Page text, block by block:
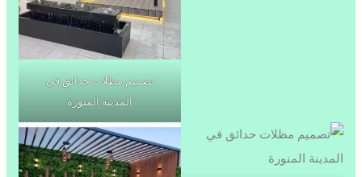
تصميم مظلات حدائق في
المدينة المنورة